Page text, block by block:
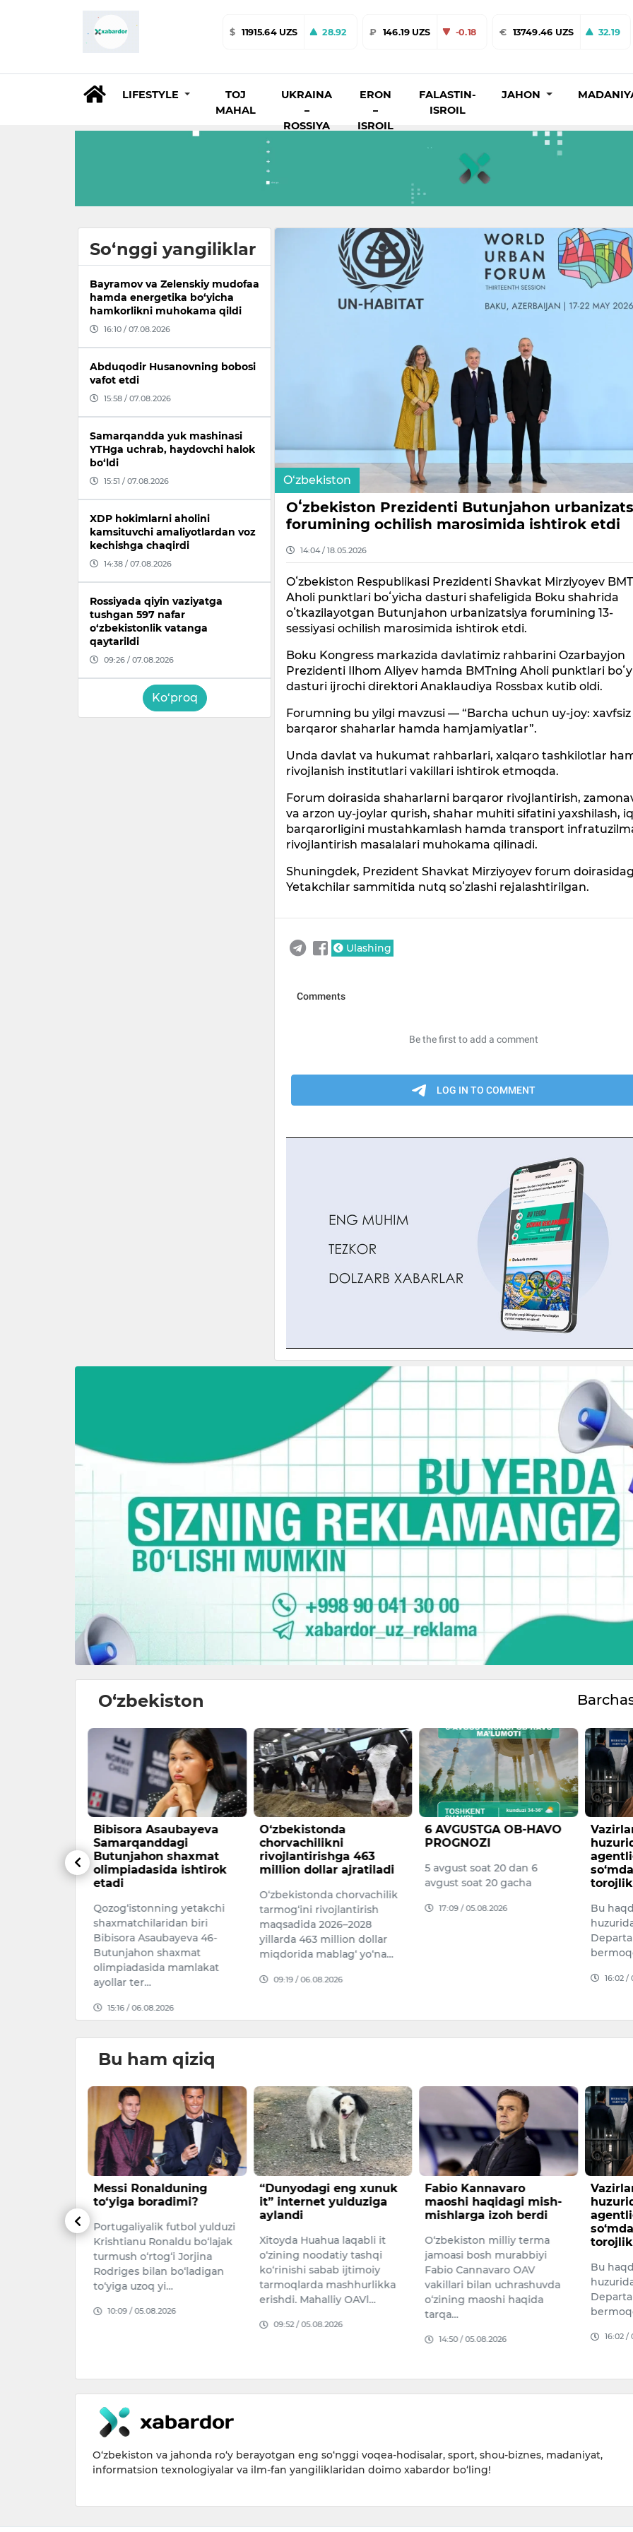
$ 11915.64 UZS 28.92 ₽ 146.19 UZS -0.18 € 13749.46 UZS 32.19
LIFESTYLE
TOJ
MAHAL
UKRAINA
–
ROSSIYA
ERON
–
ISROIL
FALASTIN-
ISROIL
JAHON
So‘nggi yangiliklar
Bayramov va Zelenskiy mudofaa
hamda energetika bo‘yicha
hamkorlikni muhokama qildi
16:10 / 07.08.2026
Abduqodir Husanovning bobosi
vafot etdi
15:58 / 07.08.2026
Samarqandda yuk mashinasi
YTHga uchrab, haydovchi halok
bo‘ldi
15:51 / 07.08.2026
XDP hokimlarni aholini
kamsituvchi amaliyotlardan voz
kechishga chaqirdi
14:38 / 07.08.2026
Rossiyada qiyin vaziyatga
tushgan 597 nafar
o‘zbekistonlik vatanga
qaytarildi
09:26 / 07.08.2026
Ko‘proq
O‘zbekiston
Oʻzbekiston Prezidenti Butunjahon
forumining ochilish marosimida ishtirok etdi
14:04 / 18.05.2026
Oʻzbekiston Respublikasi Prezidenti Shavkat Mirziyoyev
Aholi punktlari boʻyicha dasturi shafeligida Boku shahrida
oʻtkazilayotgan Butunjahon urbanizatsiya forumining 13-
sessiyasi ochilish marosimida ishtirok etdi.
Boku Kongress markazida davlatimiz rahbarini Ozarbayjon
Prezidenti Ilhom Aliyev hamda BMTning Aholi punktlari
dasturi ijrochi direktori Anaklaudiya Rossbax kutib oldi.
Forumning bu yilgi mavzusi — “Barcha uchun uy-joy: xavfsiz
barqaror shaharlar hamda hamjamiyatlar”.
Unda davlat va hukumat rahbarlari, xalqaro tashkilotlar
rivojlanish institutlari vakillari ishtirok etmoqda.
Forum doirasida shaharlarni barqaror rivojlantirish,
va arzon uy-joylar qurish, shahar muhiti sifatini yaxshilash,
barqarorligini mustahkamlash hamda transport
rivojlantirish masalalari muhokama qilinadi.
Shuningdek, Prezident Shavkat Mirziyoyev forum
Yetakchilar sammitida nutq soʻzlashi rejalashtirilgan.
Ulashing
O‘zbekiston
Bibisora Asaubayeva
Samarqanddagi
Butunjahon shaxmat
olimpiadasida ishtirok
etadi
Qozog‘istonning yetakchi
shaxmatchilaridan biri
Bibisora Asaubayeva 46-
Butunjahon shaxmat
olimpiadasida mamlakat
ayollar ter…
15:16 / 06.08.2026
O‘zbekistonda
chorvachilikni
rivojlantirishga 463
million dollar ajratiladi
O‘zbekistonda chorvachilik
tarmog‘ini rivojlantirish
maqsadida 2026–2028
yillarda 463 million dollar
miqdorida mablag‘ yo‘na…
09:19 / 06.08.2026
6 AVGUSTGA OB-HAVO
PROGNOZI
5 avgust soat 20 dan 6
avgust soat 20 gacha
17:09 / 05.08.2026
Bu
16:02 /
Bu ham qiziq
Messi Ronalduning
to‘yiga boradimi?
Portugaliyalik futbol yulduzi
Krishtianu Ronaldu bo‘lajak
turmush o‘rtog‘i Jorjina
Rodriges bilan bo‘ladigan
to‘yiga uzoq yi…
10:09 / 05.08.2026
“Dunyodagi eng xunuk
it” internet yulduziga
aylandi
Xitoyda Huahua laqabli it
o‘zining noodatiy tashqi
ko‘rinishi sabab ijtimoiy
tarmoqlarda mashhurlikka
erishdi. Mahalliy OAVl…
09:52 / 05.08.2026
Fabio Kannavaro
maoshi haqidagi mish-
mishlarga izoh berdi
O‘zbekiston milliy terma
jamoasi bosh murabbiyi
Fabio Cannavaro OAV
vakillari bilan uchrashuvda
o‘zining maoshi haqida
tarqa…
14:50 / 05.08.2026
Bu
16:02 /
O‘zbekiston va jahonda ro‘y berayotgan eng so‘nggi voqea-hodisalar, sport, shou-biznes, madaniyat,
informatsion texnologiyalar va ilm-fan yangiliklaridan doimo xabardor bo‘ling!